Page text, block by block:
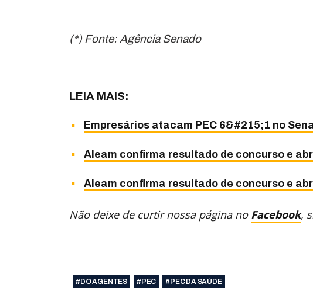
(*) Fonte: Agência Senado
LEIA MAIS:
Empresários atacam PEC 6&#215;1 no
Aleam confirma resultado de concurso e
Aleam confirma resultado de concurso e
Não deixe de curtir nossa página no Facebook,
#DO AGENTES #PEC #PEC DA SAÚDE